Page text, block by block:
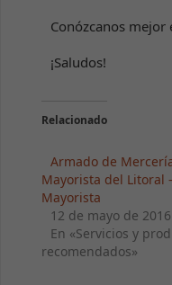
Conózcanos
¡Saludos!
Relacionado
Armado de
Mayorista del Litoral
Mayorista
12 de mayo de 2016
En «Servicios y
recomendados»